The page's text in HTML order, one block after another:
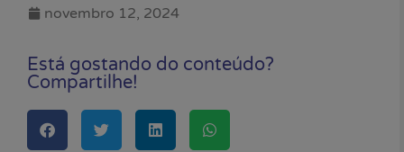
novembro 12, 2024
Está gostando do conteúdo?
Compartilhe!